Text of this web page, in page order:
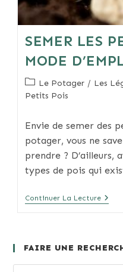
SEMER LES
MODE
Post
category:
Le Potager / Les
Petits Pois
Envie de semer des
potager, vous ne
prendre ? D’ailleurs,
types de pois qui
Continuer La LectureSemer
Les
FAIRE UNE